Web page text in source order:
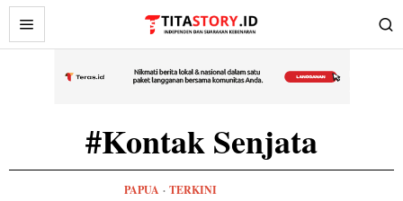
#Kontak Senjata
PAPUA · TERKINI